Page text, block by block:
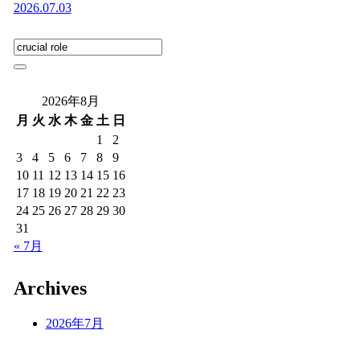
2026.07.03
2026年8月
月 火 水 木 金 土 日
1
2
3
4 5 6 7 8
9
10 11 12 13 14 15 16
17 18 19 20 21 22 23
24 25 26 27 28 29 30
31
« 7月
Archives
2026年7月